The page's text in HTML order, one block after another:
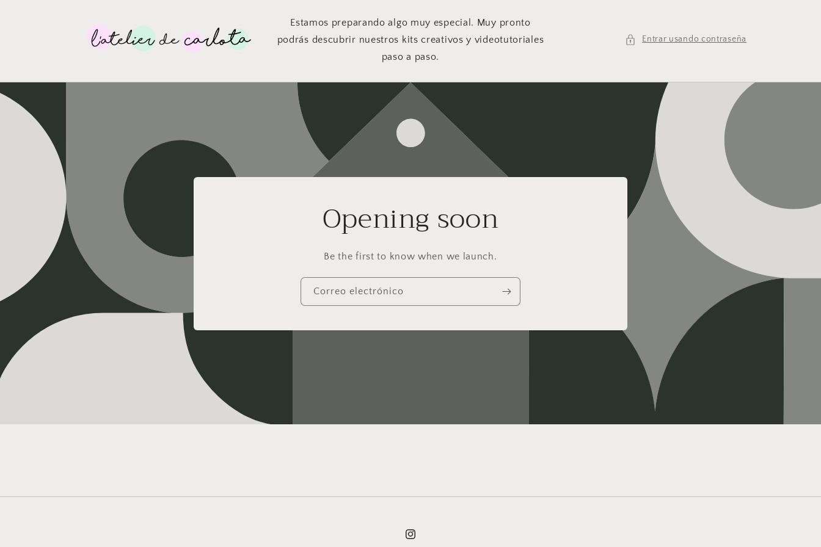
Estamos preparando algo muy especial. Muy pronto
podrás descubrir nuestros kits creativos y videotutoriales
paso a paso.
Entrar usando contraseña
Opening soon
Be the first to know when we launch.
Correo electrónico
Instagram